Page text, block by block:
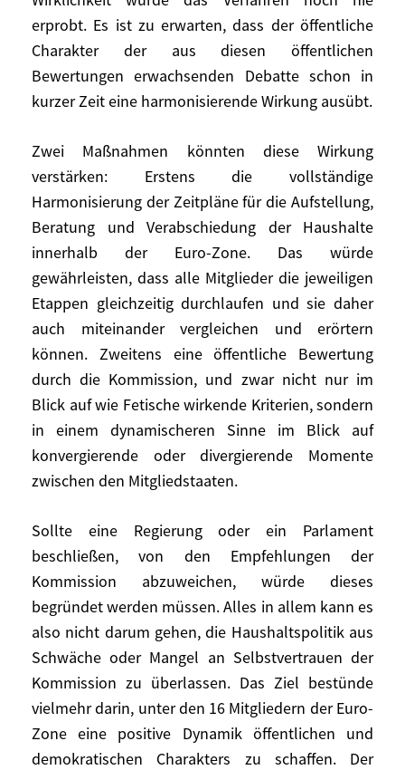
erprobt. Es ist zu erwarten, dass der öffentliche
Charakter der aus diesen öffentlichen
Bewertungen erwachsenden Debatte schon in
kurzer Zeit eine harmonisierende Wirkung ausübt.
Zwei Maßnahmen könnten diese Wirkung
verstärken: Erstens die vollständige
Harmonisierung der Zeitpläne für die Aufstellung,
Beratung und Verabschiedung der Haushalte
innerhalb der Euro-Zone. Das würde
gewährleisten, dass alle Mitglieder die jeweiligen
Etappen gleichzeitig durchlaufen und sie daher
auch miteinander vergleichen und erörtern
können. Zweitens eine öffentliche Bewertung
durch die Kommission, und zwar nicht nur im
Blick auf wie Fetische wirkende Kriterien, sondern
in einem dynamischeren Sinne im Blick auf
konvergierende oder divergierende Momente
zwischen den Mitgliedstaaten.
Sollte eine Regierung oder ein Parlament
beschließen, von den Empfehlungen der
Kommission abzuweichen, würde dieses
begründet werden müssen. Alles in allem kann es
also nicht darum gehen, die Haushaltspolitik aus
Schwäche oder Mangel an Selbstvertrauen der
Kommission zu überlassen. Das Ziel bestünde
vielmehr darin, unter den 16 Mitgliedern der Euro-
Zone eine positive Dynamik öffentlichen und
demokratischen Charakters zu schaffen. Der
Souveränität ausgedünnt noch aufgegeben
(zu wessen Gunsten?) und auch nicht
übertragen. Sie würde gemeinschaftlich im
Rahmen einer Föderation von
Nationalstaaten ausgeübt.
Im Namen der Effizienz wird man
behaupten, eine bloße Koordination sei im
Vergleich zu einer idealisierten Föderation
unwirksam. Aber in Wirklichkeit wurde das
Verfahren noch nie erprobt. Es ist zu
erwarten, dass der öffentliche Charakter
der aus diesen öffentlichen Bewertungen
erwachsenden Debatte schon in kurzer
Zeit eine harmonisierende Wirkung ausübt.
verstärken: Erstens die vollständige
Harmonisierung der Zeitpläne für die
Aufstellung, Beratung und Verabschiedung
der Haushalte innerhalb der Euro-Zone.
Mitglieder die jeweiligen Etappen
gleichzeitig durchlaufen und sie daher
auch miteinander vergleichen und erörtern
können. Zweitens eine öffentliche
Bewertung durch die Kommission, und
zwar nicht nur im Blick auf wie Fetische
wirkende Kriterien, sondern in einem
dynamischeren Sinne im Blick auf
konvergierende oder divergierende
Momente zwischen den Mitgliedstaaten.